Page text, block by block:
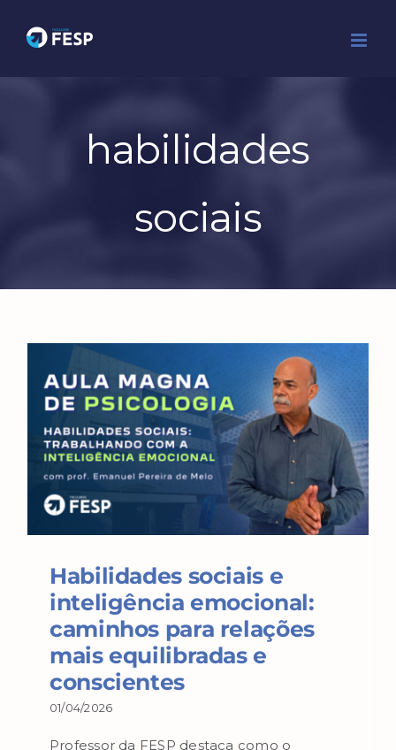
para
conteúdo
habilidades
sociais
Habilidades sociais e
inteligência emocional:
caminhos para relações
mais equilibradas e
conscientes
01/04/2026
Professor da FESP destaca como o